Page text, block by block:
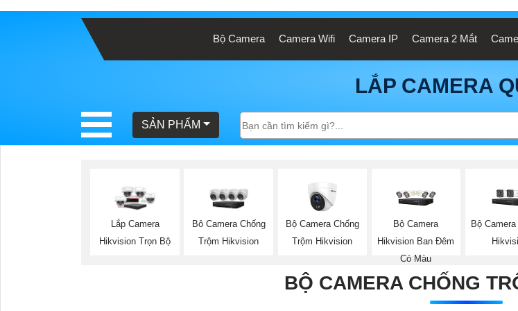
Bộ Camera Camera Wifi Camera IP Camera 2 Mắt
LẮP CAMERA
SẢN PHẨM
Lắp Camera
Hikvision Trọn Bộ
Bô Camera Chống
Trộm Hikvision
Bộ Camera Chống
Trộm Hikvision
Bộ Camera
Hikvision Ban Đêm
Có Màu
Bộ
BỘ CAMERA CHỐNG